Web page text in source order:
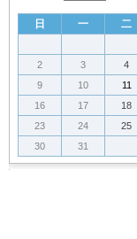
日 一 二
2
3 4
9
10 11
16
17 18
23
24 25
30
31